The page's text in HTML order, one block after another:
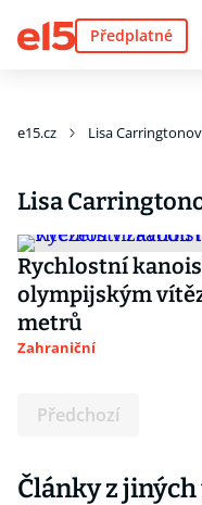
Předplatné
e15.cz Lisa
Lisa
Rychlostní
olympijským
metrů
Zahraniční
Předchozí
Články z